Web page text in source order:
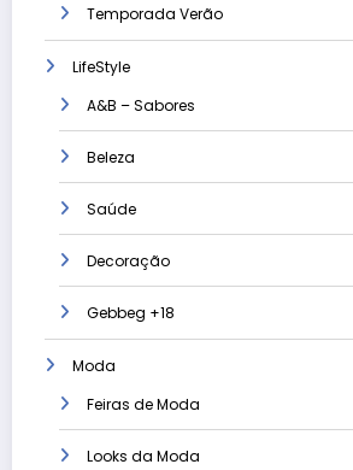
Temporada Verão
LifeStyle
A&B – Sabores
Beleza
Saúde
Decoração
Gebbeg +18
Moda
Feiras de Moda
Looks da Moda